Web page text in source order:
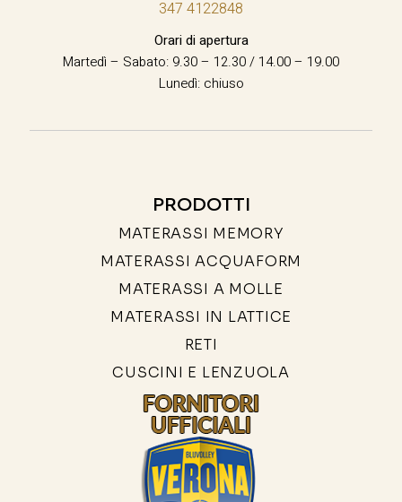
347 4122848
Orari di apertura
Martedì – Sabato: 9.30 – 12.30 / 14.00 – 19.00
Lunedì: chiuso
PRODOTTI
MATERASSI MEMORY
MATERASSI ACQUAFORM
MATERASSI A MOLLE
MATERASSI IN LATTICE
RETI
CUSCINI E LENZUOLA